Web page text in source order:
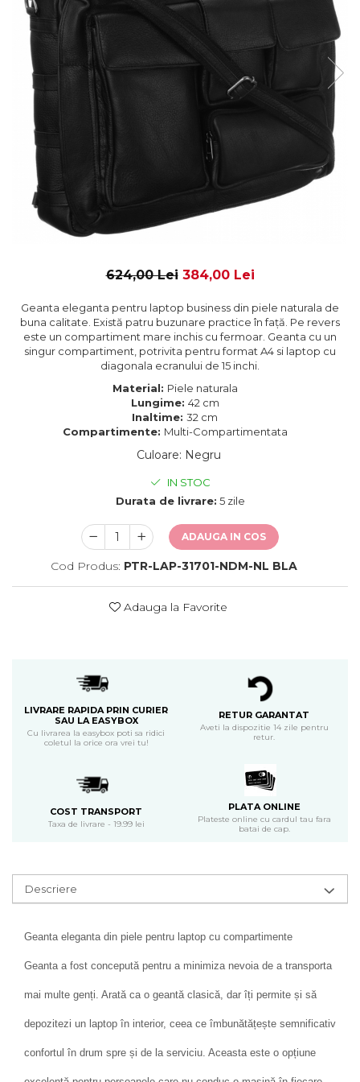
624,00 Lei 384,00 Lei
Geanta eleganta pentru laptop business din piele naturala de
buna calitate. Există patru buzunare practice în față. Pe revers
este un compartiment mare inchis cu fermoar. Geanta cu un
singur compartiment, potrivita pentru format A4 si laptop cu
diagonala ecranului de 15 inchi.
Material: Piele naturala
Lungime: 42 cm
Inaltime: 32 cm
Compartimente: Multi-Compartimentata
Culoare: Negru
IN STOC
Durata de livrare: 5 zile
ADAUGA IN COS
Cod Produs: PTR-LAP-31701-NDM-NL BLA
Adauga la Favorite
LIVRARE RAPIDA PRIN CURIER
SAU LA EASYBOX
Cu livrarea la easybox poti sa ridici
coletul la orice ora vrei tu!
RETUR GARANTAT
Aveti la dispozitie 14 zile pentru
retur.
COST TRANSPORT
Taxa de livrare - 19.99 lei
PLATA ONLINE
Plateste online cu cardul tau fara
batai de cap.
Descriere
Geanta eleganta din piele pentru laptop cu compartimente
Geanta a fost concepută pentru a minimiza nevoia de a transporta
mai multe genți. Arată ca o geantă clasică, dar îți permite și să
depozitezi un laptop în interior, ceea ce îmbunătățește semnificativ
confortul în drum spre și de la serviciu. Aceasta este o opțiune